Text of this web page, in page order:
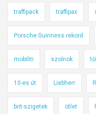
traffipack traffipax
Porsche Guinness rekord
mobiliti szolnok
10-es út Liebherr
brit-szigetek ötlet